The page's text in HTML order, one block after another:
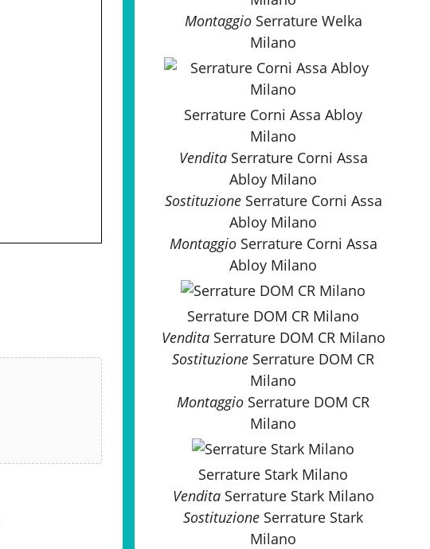
Montaggio Serrature Welka
Milano
Serrature Corni Assa Abloy
Milano
Vendita Serrature Corni Assa
Abloy Milano
Sostituzione Serrature Corni Assa
Abloy Milano
Montaggio Serrature Corni Assa
Abloy Milano
Serrature DOM CR Milano
Vendita Serrature DOM CR Milano
Sostituzione Serrature DOM CR
Milano
Montaggio Serrature DOM CR
Milano
Serrature Stark Milano
Vendita Serrature Stark Milano
Sostituzione Serrature Stark
Milano